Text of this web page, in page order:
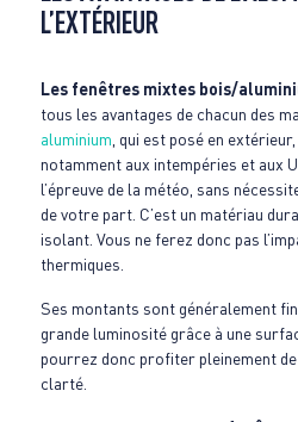
L’EXTÉRIEUR
Les fenêtres mixtes bois/
tous les avantages de chacun des
aluminium , qui est posé en
notamment aux intempéries et aux
l’épreuve de la météo, sans
de votre part. C’est un matériau
isolant. Vous ne ferez donc pas
thermiques.
Ses montants sont généralement
grande luminosité grâce à une
pourrez donc profiter pleinement
clarté.